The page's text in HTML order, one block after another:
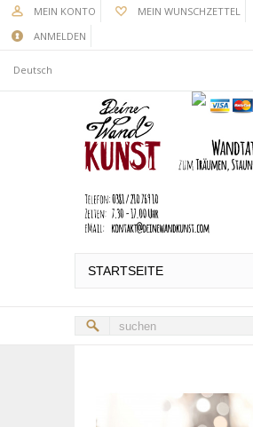
MEIN KONTO MEIN WUNSCHZETTEL
ANMELDEN
Deutsch